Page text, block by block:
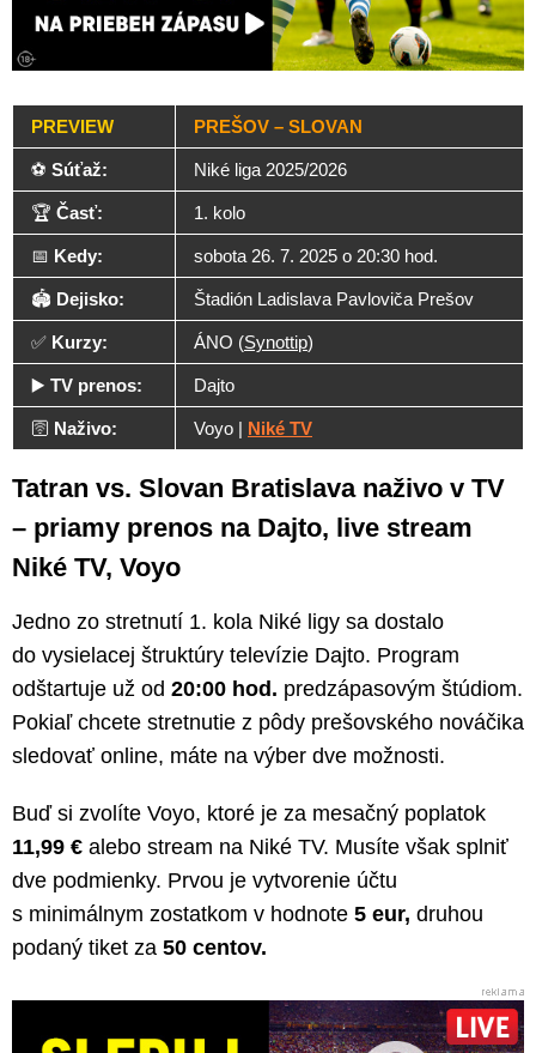
PREVIEW PREŠOV – SLOVAN
⚽ Súťaž: Niké liga 2025/2026
🏆 Časť: 1. kolo
📅 Kedy: sobota 26. 7. 2025 o 20:30 hod.
🏟️ Dejisko: Štadión Ladislava Pavloviča Prešov
✅ Kurzy: ÁNO (Synottip)
▶️ TV prenos: Dajto
🛜 Naživo: Voyo | Niké TV
Tatran vs. Slovan Bratislava naživo v TV
– priamy prenos na Dajto, live stream
Niké TV, Voyo
Jedno zo stretnutí 1. kola Niké ligy sa dostalo
do vysielacej štruktúry televízie Dajto. Program
odštartuje už od 20:00 hod. predzápasovým štúdiom.
Pokiaľ chcete stretnutie z pôdy prešovského nováčika
sledovať online, máte na výber dve možnosti.
Buď si zvolíte Voyo, ktoré je za mesačný poplatok
11,99 € alebo stream na Niké TV. Musíte však splniť
dve podmienky. Prvou je vytvorenie účtu
s minimálnym zostatkom v hodnote 5 eur, druhou
podaný tiket za 50 centov.